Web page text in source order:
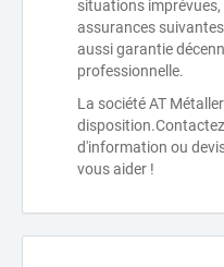
situations
assurances
aussi garantie
professionnelle.
La société AT
d'information ou
vous aider !